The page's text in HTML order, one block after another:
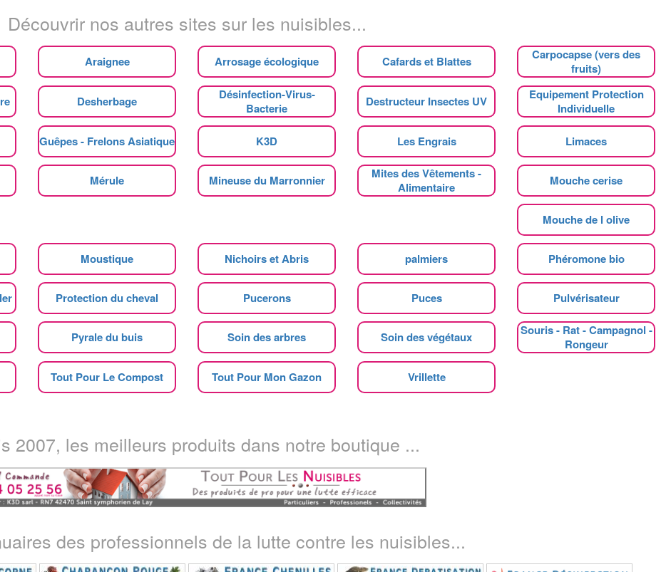
Découvrir nos autres sites sur les nuisibles...
Araignee Arrosage écologique Cafards et Blattes
Carpocapse (vers des
fruits)
Desherbage
Désinfection-Virus-
Bacterie
Destructeur Insectes UV
Equipement Protection
Individuelle
Guêpes - Frelons Asiatique K3D Les Engrais Limaces
Mérule Mineuse du Marronnier
Mites des Vêtements -
Alimentaire
Mouche cerise
Mouche de l olive
Moustique Nichoirs et Abris palmiers Phéromone bio
Protection du cheval Pucerons Puces Pulvérisateur
Pyrale du buis Soin des arbres Soin des végétaux
Souris - Rat - Campagnol -
Rongeur
Tout Pour Le Compost Tout Pour Mon Gazon Vrillette
2007, les meilleurs produits dans notre boutique ...
des professionnels de la lutte contre les nuisibles...